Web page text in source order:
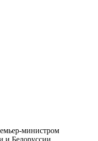
министром
и Белоруссии